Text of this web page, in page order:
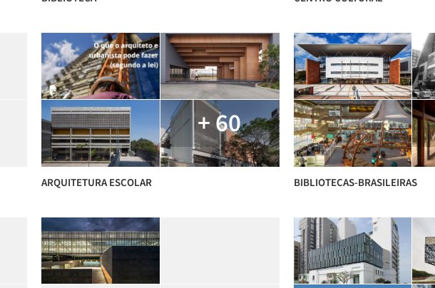
+ 60
ARQUITETURA ESCOLAR BIBLIOTECAS-BRASILEIRAS